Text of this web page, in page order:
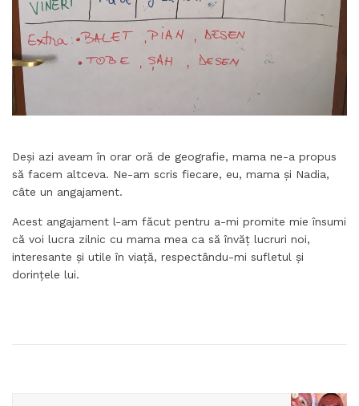
Deși azi aveam în orar oră de geografie, mama ne-a propus
să facem altceva. Ne-am scris fiecare, eu, mama și Nadia,
câte un angajament.
Acest angajament l-am făcut pentru a-mi promite mie însumi
că voi lucra zilnic cu mama mea ca să învăț lucruri noi,
interesante și utile în viață, respectându-mi sufletul și
dorințele lui.